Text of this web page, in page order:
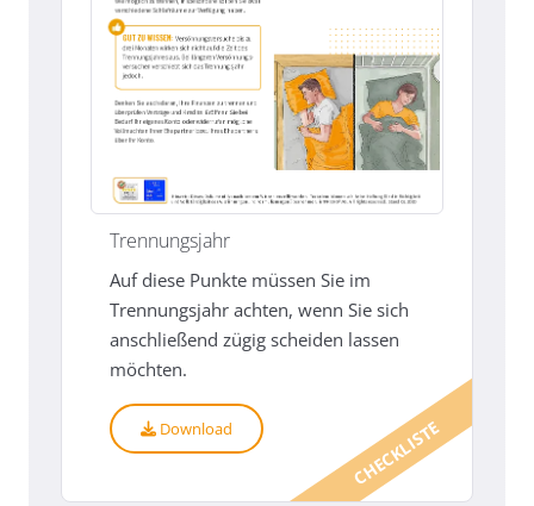
CHECKLISTE
Trennungsjahr
Auf diese Punkte müssen Sie im
Trennungsjahr achten, wenn Sie sich
anschließend zügig scheiden lassen
möchten.
Download